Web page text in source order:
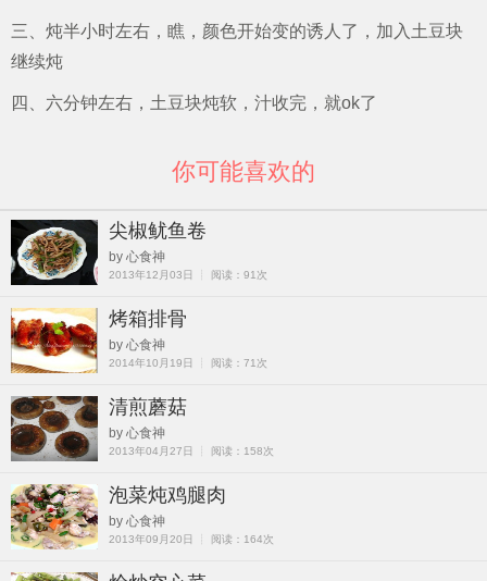
三、炖半小时左右，瞧，颜色开始变的诱人了，加入土豆块
继续炖
四、六分钟左右，土豆块炖软，汁收完，就ok了
你可能喜欢的
尖椒鱿鱼卷
by 心食神
2013年12月03日 ┊ 阅读：91次
烤箱排骨
by 心食神
2014年10月19日 ┊ 阅读：71次
清煎蘑菇
by 心食神
2013年04月27日 ┊ 阅读：158次
泡菜炖鸡腿肉
by 心食神
2013年09月20日 ┊ 阅读：164次